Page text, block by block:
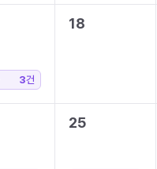
3건
18
25